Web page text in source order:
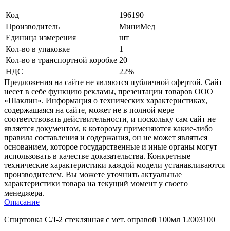
Код
196190
Производитель
МиниМед
Единица измерения
шт
Кол-во в упаковке
1
Кол-во в транспортной коробке 20
НДС
22%
Предложения на сайте не являются публичной офертой. Сайт
несет в себе функцию рекламы, презентации товаров ООО
«Шаклин». Информация о технических характеристиках,
содержащаяся на сайте, может не в полной мере
соответствовать действительности, и поскольку сам сайт не
является документом, к которому применяются какие-либо
правила составления и содержания, он не может являться
основанием, которое государственные и иные органы могут
использовать в качестве доказательства. Конкретные
технические характеристики каждой модели устанавливаются
производителем. Вы можете уточнить актуальные
характеристики товара на текущий момент у своего
менеджера.
Описание
Спиртовка СЛ-2 стеклянная с мет. оправой 100мл 12003100